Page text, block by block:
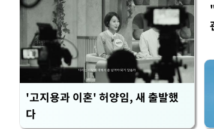
'고지용과 이혼' 허양임, 새 출발했
다